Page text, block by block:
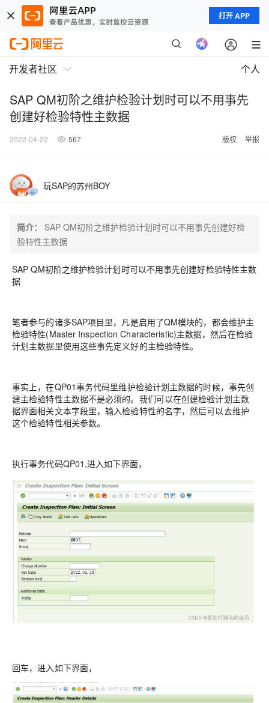
打开 APP
开发者社区 个人
SAP QM初阶之维护检验计划时可以不用事先
创建好检验特性主数据
2022-04-22 567 版权 举报
玩SAP的苏州BOY
简介：
SAP QM初阶之维护检验计划时可以不用事先创建好检
验特性主数据
SAP QM初阶之维护检验计划时可以不用事先创建好检验特性主数
据
笔者参与的诸多SAP项目里，凡是启用了QM模块的，都会维护主
检验特性(Master Inspection Characteristic)主数据，然后在检验
计划主数据里使用这些事先定义好的主检验特性。
事实上，在QP01事务代码里维护检验计划主数据的时候，事先创
建主检验特性主数据不是必须的。我们可以在创建检验计划主数
据界面相关文本字段里，输入检验特性的名字，然后可以去维护
这个检验特性相关参数。
执行事务代码QP01,进入如下界面，
回车，进入如下界面，